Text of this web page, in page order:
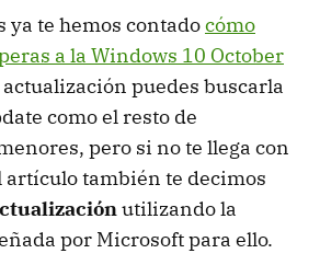
ya te hemos contadocómo
a la Windows 10 October
actualización puedes buscarla
como el resto de
pero si no te llega con
artículo también te decimos
utilizando la
por Microsoft para ello.